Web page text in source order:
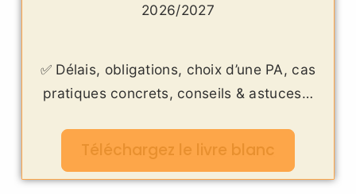
2026/2027
✅ Délais, obligations, choix d’une PA, cas
pratiques concrets, conseils & astuces…
Téléchargez le livre blanc